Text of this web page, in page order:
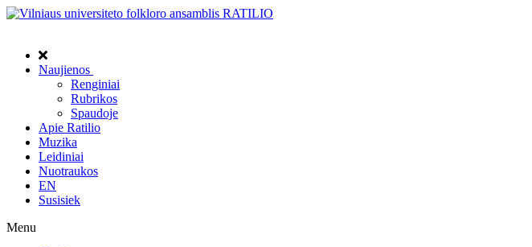
Naujienos
Renginiai
Rubrikos
Spaudoje
Apie Ratilio
Muzika
Leidiniai
Nuotraukos
EN
Susisiek
Menu